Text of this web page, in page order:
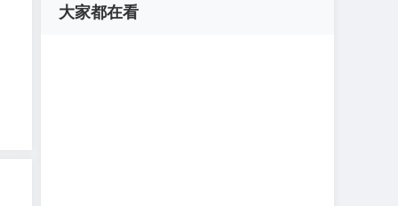
大家都在看